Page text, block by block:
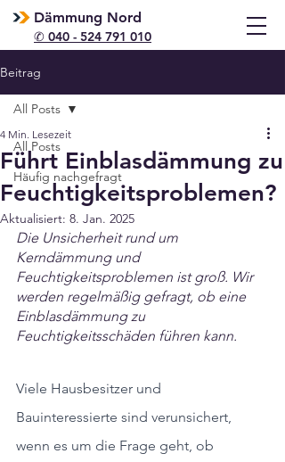
Dämmung Nord
✆ 040 - 524 791 010
Beitrag
All Posts
Häufig nachgefragt
All Posts
Führt Einblasdämmung zu
Feuchtigkeitsproblemen?
4 Min. Lesezeit
Aktualisiert: 8. Jan. 2025
Die Unsicherheit rund um
Kerndämmung und
Feuchtigkeitsproblemen ist groß. Wir
werden regelmäßig gefragt, ob eine
Einblasdämmung zu
Feuchtigkeitsschäden führen kann.
Viele Hausbesitzer und
Bauinteressierte sind verunsichert,
wenn es um die Frage geht, ob